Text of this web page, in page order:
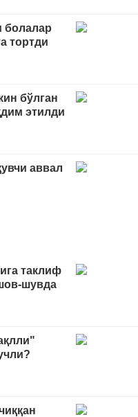
болалар
тортди
бўлган
этилди
аввал
таклиф
шувда